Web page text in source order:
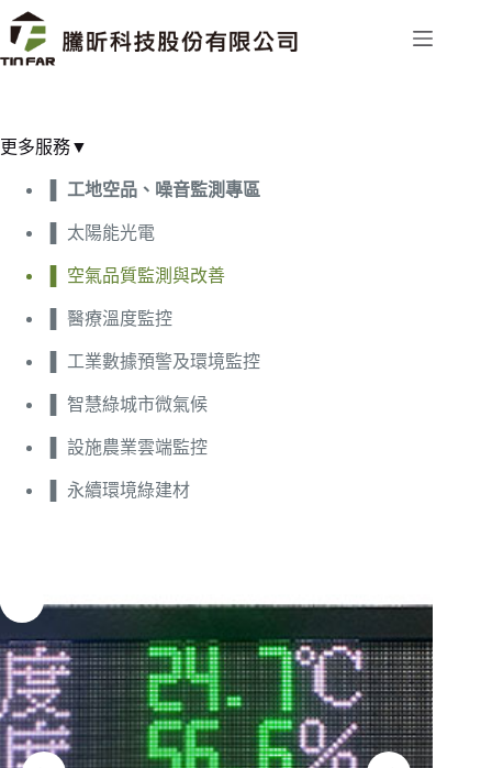
更多服務▼
工地空品、噪音監測專區
太陽能光電
空氣品質監測與改善
醫療溫度監控
工業數據預警及環境監控
智慧綠城市微氣候
設施農業雲端監控
永續環境綠建材